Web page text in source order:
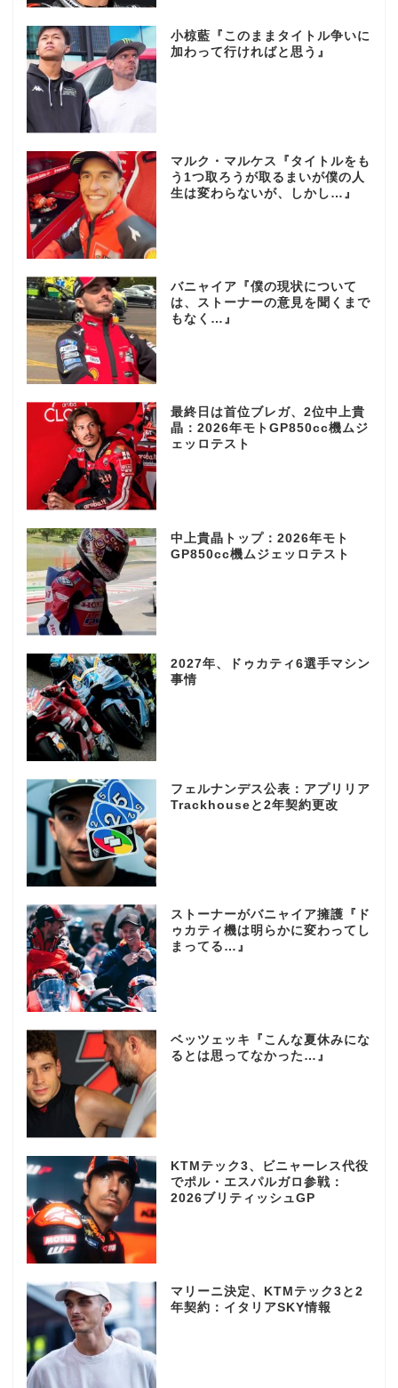
小椋藍『このままタイトル争いに
加わって行ければと思う』
マルク・マルケス『タイトルをも
う1つ取ろうが取るまいが僕の人
生は変わらないが、しかし…』
バニャイア『僕の現状について
は、ストーナーの意見を聞くまで
もなく…』
最終日は首位ブレガ、2位中上貴
晶：2026年モトGP850cc機ムジ
ェッロテスト
中上貴晶トップ：2026年モト
GP850cc機ムジェッロテスト
2027年、ドゥカティ6選手マシン
事情
フェルナンデス公表：アプリリア
Trackhouseと2年契約更改
ストーナーがバニャイア擁護『ド
ゥカティ機は明らかに変わってし
まってる…』
ベッツェッキ『こんな夏休みにな
るとは思ってなかった…』
KTMテック3、ビニャーレス代役
でポル・エスパルガロ参戦：
2026ブリティッシュGP
マリーニ決定、KTMテック3と2
年契約：イタリアSKY情報